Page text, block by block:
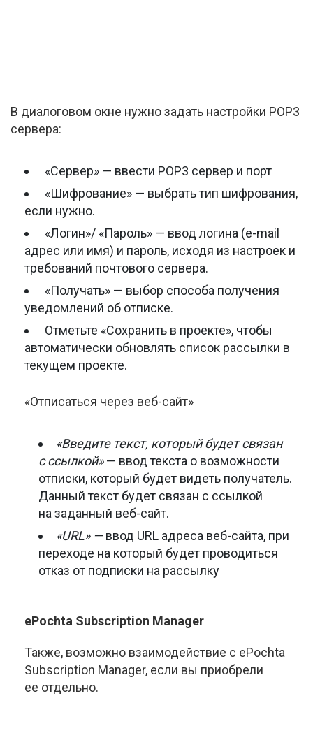
В диалоговом окне нужно задать настройки POP3
сервера:
«Сервер» — ввести POP3 сервер и порт
«Шифрование» — выбрать тип шифрования,
если нужно.
«Логин»/ «Пароль» — ввод логина (e-mail
адрес или имя) и пароль, исходя из настроек и
требований почтового сервера.
«Получать» — выбор способа получения
уведомлений об отписке.
Отметьте «Сохранить в проекте», чтобы
автоматически обновлять список рассылки в
текущем проекте.
«Отписаться через веб-сайт»
«Введите текст, который будет связан
с ссылкой»— ввод текста о возможности
отписки, который будет видеть получатель.
Данный текст будет связан с ссылкой
на заданный веб-сайт.
«URL» —ввод URL адреса веб-сайта, при
переходе на который будет проводиться
отказ от подписки на рассылку
ePochta Subscription Manager
Также, возможно взаимодействие с ePochta
Subscription Manager, если вы приобрели
ее отдельно.